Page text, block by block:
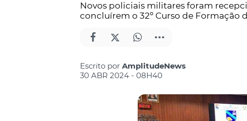
Novos policiais militares foram
concluírem o 32º Curso de Formação
Escrito por AmplitudeNews
30 ABR 2024 - 08H40